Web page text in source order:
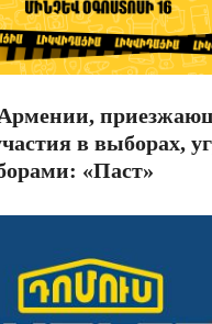
в выборах,
«Паст»